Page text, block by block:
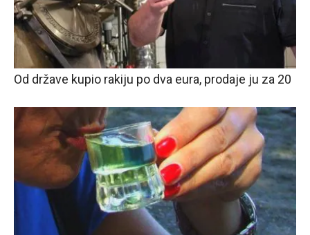
Od države kupio rakiju po dva eura, prodaje ju za 20